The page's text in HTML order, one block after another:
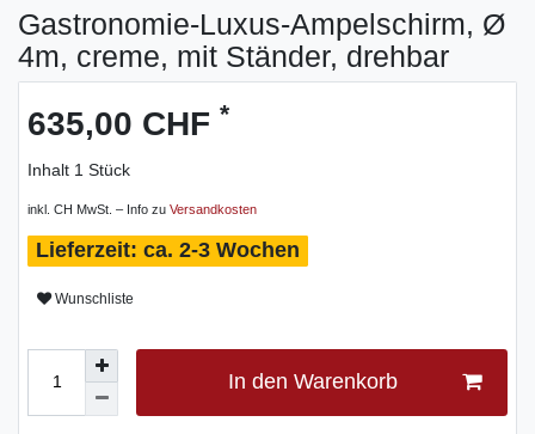
Gastronomie-Luxus-Ampelschirm, Ø
4m, creme, mit Ständer, drehbar
635,00 CHF *
Inhalt 1 Stück
inkl. CH MwSt. – Info zu Versandkosten
ca. 2-3 Wochen
Wunschliste
In den Warenkorb